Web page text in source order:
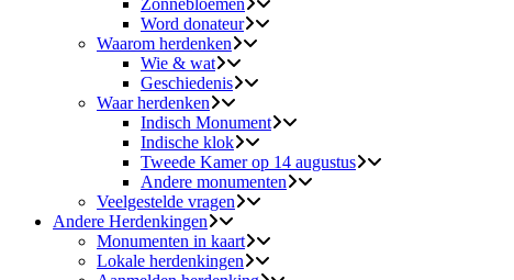
Zonnebloemen
Word donateur
Waarom herdenken
Wie & wat
Geschiedenis
Waar herdenken
Indisch Monument
Indische klok
Tweede Kamer op 14 augustus
Andere monumenten
Veelgestelde vragen
Andere Herdenkingen
Monumenten in kaart
Lokale herdenkingen